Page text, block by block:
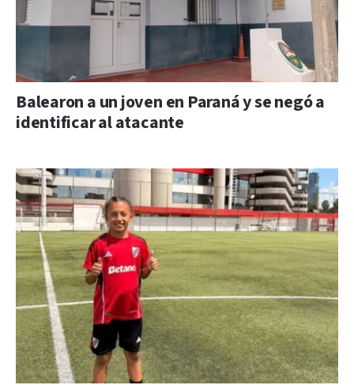
Balearon a un joven en Paraná y se negó a
identificar al atacante